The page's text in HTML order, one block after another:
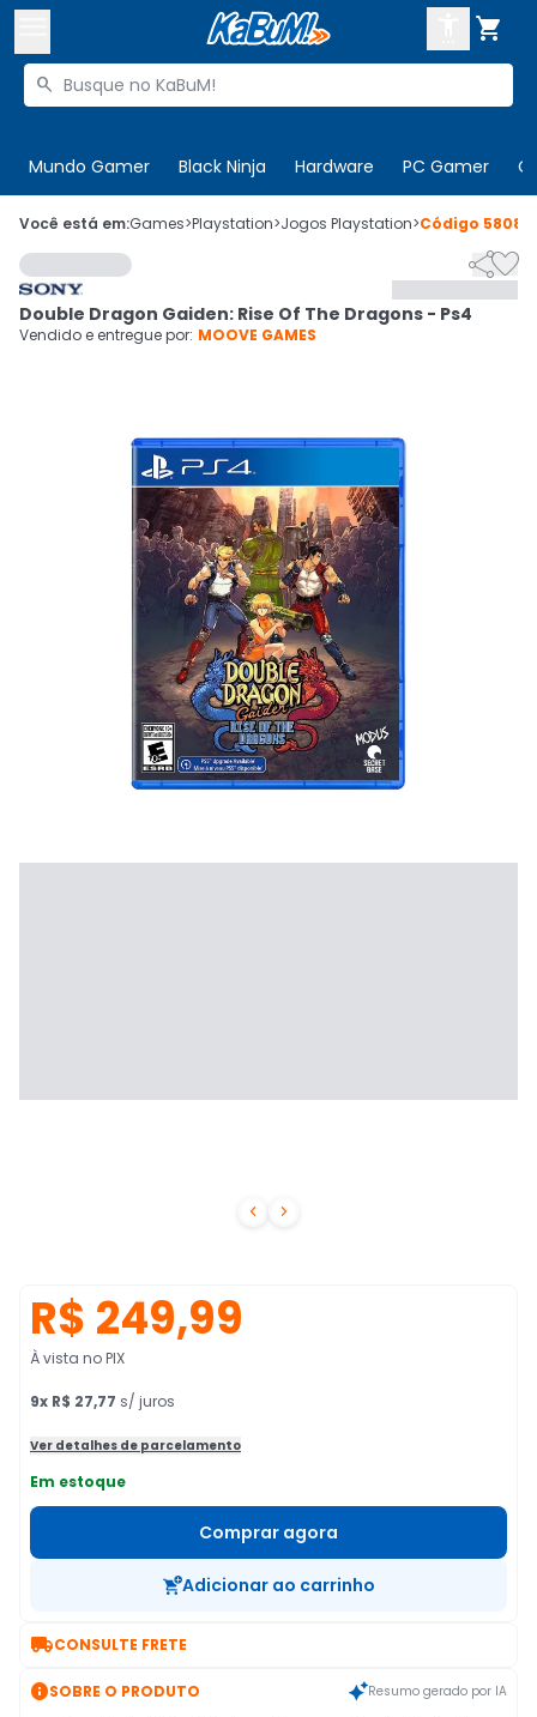

Buscar produtos

Mundo Gamer Black Ninja Hardware PC Gamer
 Olá. Acesse sua conta
 Departamentos
Cupons
Ativar tradutor em libras
CADASTRE-SE
Você está em:Games>Playstation>Jogos Playstation>Código
 

Double Dragon Gaiden: Rise Of The Dragons - Ps4
Vendido e entregue por: MOOVE GAMES
R$ 249,99
À vista no PIX
9x R$ 27,77 s/ juros
Ver detalhes de parcelamento
Em estoque
Comprar agora
Adicionar ao carrinho
CONSULTE FRETE
SOBRE O PRODUTO Resumo gerado por IA